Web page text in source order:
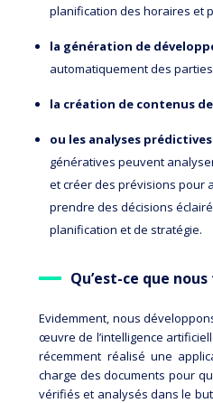
planification des horaires et
la génération de
automatiquement des
la création de contenus
ou les analyses
génératives peuvent
et créer des prévisions pour
prendre des décisions
planification et de stratégie.
Qu’est-ce que
Evidemment, nous
œuvre de l’intelligence
récemment réalisé une
charge des documents pour
vérifiés et analysés dans le